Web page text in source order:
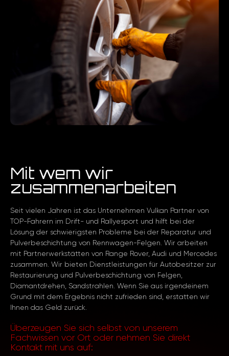
Mit wem wir
zusammenarbeiten
Seit vielen Jahren ist das Unternehmen Vulkan Partner von
TOP-Fahrern im Drift- und Rallyesport und hilft bei der
Lösung der schwierigsten Probleme bei der Reparatur und
Pulverbeschichtung von Rennwagen-Felgen. Wir arbeiten
mit Partnerwerkstätten von Range Rover, Audi und Mercedes
zusammen. Wir bieten Dienstleistungen für Autobesitzer zur
Restaurierung und Pulverbeschichtung von Felgen,
Diamantdrehen, Sandstrahlen. Wenn Sie aus irgendeinem
Grund mit dem Ergebnis nicht zufrieden sind, erstatten wir
Ihnen das Geld zurück.
Überzeugen Sie sich selbst von unserem
Fachwissen vor Ort oder nehmen Sie direkt
Kontakt mit uns auf: